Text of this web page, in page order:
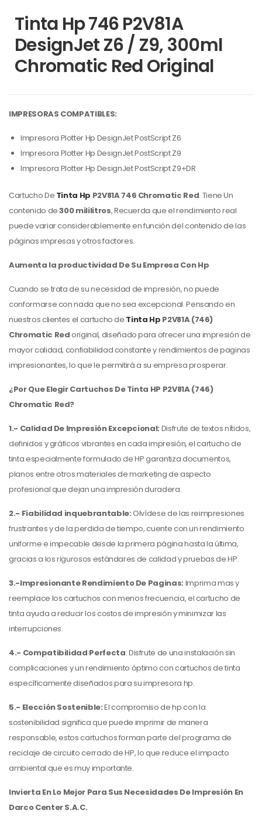
Tinta Hp 746 P2V81A
DesignJet Z6 / Z9, 300ml
Chromatic Red Original
IMPRESORAS COMPATIBLES:
Impresora Plotter Hp DesignJet PostScript Z6
Impresora Plotter Hp DesignJet PostScript Z9
Impresora Plotter Hp DesignJet PostScript Z9+DR
Cartucho De Tinta Hp P2V81A 746 Chromatic Red. Tiene Un
contenido de300 mililitros, Recuerda que el rendimiento real
puede variar considerablemente en función del contenido de las
páginas impresas y otros factores.
Aumenta la productividad De Su Empresa Con Hp
Cuando se trata de su necesidad de impresión, no puede
conformarse con nada que no sea excepcional. Pensando en
nuestros clientes el cartucho de Tinta Hp P2V81A (746)
Chromatic Redoriginal, diseñado para ofrecer una impresión de
mayor calidad, confiabilidad constante y rendimientos de paginas
impresionantes, lo que le permitirá a su empresa prosperar.
¿Por Que Elegir Cartuchos De Tinta HP P2V81A (746)
Chromatic Red?
1.- Calidad De Impresión Excepcional: Disfrute de textos nítidos,
definidos y gráficos vibrantes en cada impresión, el cartucho de
tinta especialmente formulado de HP garantiza documentos,
planos entre otros materiales de marketing de aspecto
profesional que dejan una impresión duradera.
2.- Fiabilidad inquebrantable:Olvídese de las reimpresiones
frustrantes y de la perdida de tiempo, cuente con un rendimiento
uniforme e impecable desde la primera página hasta la última,
gracias a los rigurosos estándares de calidad y pruebas de HP.
3.-Impresionante Rendimiento De Paginas: Imprima mas y
reemplace los cartuchos con menos frecuencia, el cartucho de
tinta ayuda a reducir los costos de impresión y minimizar las
interrupciones.
4.- Compatibilidad Perfecta: Disfrute de una instalación sin
complicaciones y un rendimiento óptimo con cartuchos de tinta
específicamente diseñados para su impresora hp.
5.- Elección Sostenible:El compromiso de hp con la
sostenibilidad significa que puede imprimir de manera
responsable, estos cartuchos forman parte del programa de
reciclaje de circuito cerrado de HP, lo que reduce el impacto
ambiental que es muy importante.
Invierta En Lo Mejor Para Sus Necesidades De Impresión En
Darco Center S.A.C.